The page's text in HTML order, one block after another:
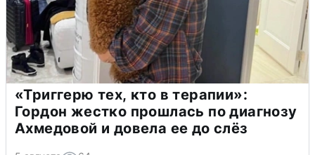
«Триггерю тех, кто в терапии»:
Гордон жестко прошлась по диагнозу
Ахмедовой и довела ее до слёз